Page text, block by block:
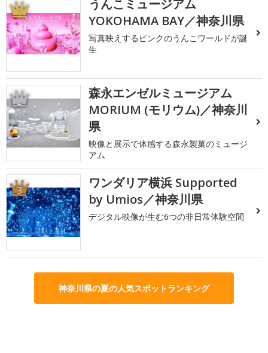
1
うんこミュージアム
YOKOHAMA BAY／神奈川県
写真映えするピンクのうんこワールドが誕
生
2
森永エンゼルミュージアム
MORIUM (モリウム)／神奈川
県
映像と展示で体感する森永製菓のミュージ
アム
3
ワンダリア横浜 Supported
by Umios／神奈川県
デジタル映像が生む6つの非日常体験空間
神奈川県の夏の人気スポットランキング